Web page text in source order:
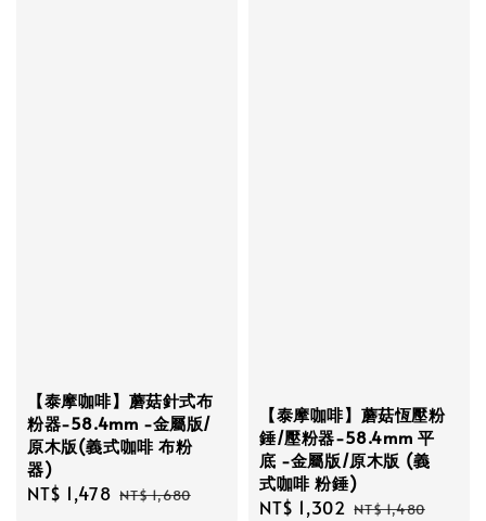
【泰摩咖啡】蘑菇針式布
粉器-58.4mm -金屬版/
原木版(義式咖啡 布粉
器)
Sale
NT$ 1,478 Regular
NT$ 1,680
【泰摩咖啡】蘑菇恆壓粉
錘/壓粉器-58.4mm 平
底 -金屬版/原木版 (義
式咖啡 粉錘)
Sale
NT$ 1,302 Regular
NT$ 1,480